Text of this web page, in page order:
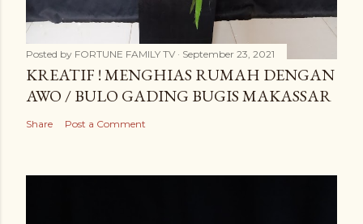
Posted by FORTUNE FAMILY TV September 23, 2021
KREATIF ! MENGHIAS RUMAH DENGAN
AWO / BULO GADING BUGIS MAKASSAR
Share Post a Comment